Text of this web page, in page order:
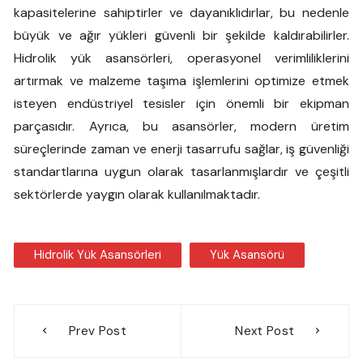
kapasitelerine sahiptirler ve dayanıklıdırlar, bu nedenle
büyük ve ağır yükleri güvenli bir şekilde kaldırabilirler.
Hidrolik yük asansörleri, operasyonel verimliliklerini
artırmak ve malzeme taşıma işlemlerini optimize etmek
isteyen endüstriyel tesisler için önemli bir ekipman
parçasıdır. Ayrıca, bu asansörler, modern üretim
süreçlerinde zaman ve enerji tasarrufu sağlar, iş güvenliği
standartlarına uygun olarak tasarlanmışlardır ve çeşitli
sektörlerde yaygın olarak kullanılmaktadır.
Hidrolik Yük Asansörleri Yük Asansörü
gezinmesi
Prev Post Next Post